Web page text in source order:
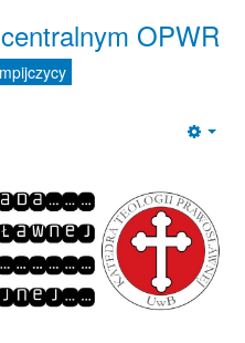
OPWR